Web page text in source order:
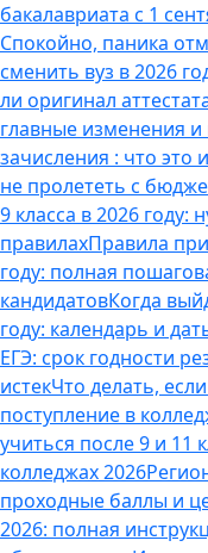
бакалавриата с 1
Спокойно, паника
сменить вуз в 2026
ли оригинал
главные изменения и
зачисления : что это
не пролететь с
9 класса в 2026 году:
правилахПравила
году: полная
кандидатовКогда
году: календарь и
ЕГЭ: срок годности
истекЧто делать,
поступление в
учиться после 9 и 11
колледжах 2026
проходные баллы и
2026: полная